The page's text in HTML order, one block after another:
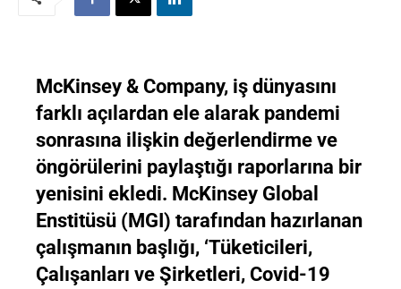
McKinsey & Company, iş dünyasını
farklı açılardan ele alarak pandemi
sonrasına ilişkin değerlendirme ve
öngörülerini paylaştığı raporlarına bir
yenisini ekledi. McKinsey Global
Enstitüsü (MGI) tarafından hazırlanan
çalışmanın başlığı, ‘Tüketicileri,
Çalışanları ve Şirketleri, Covid-19